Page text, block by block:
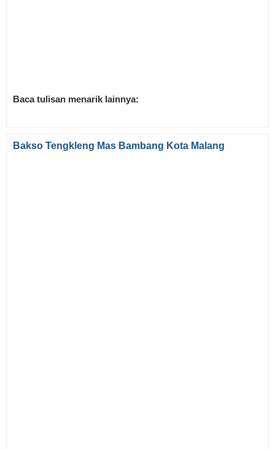
Baca tulisan menarik lainnya:
Bakso Tengkleng Mas Bambang Kota Malang